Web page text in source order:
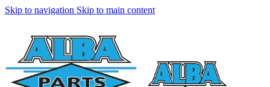
Skip to navigation Skip to main content